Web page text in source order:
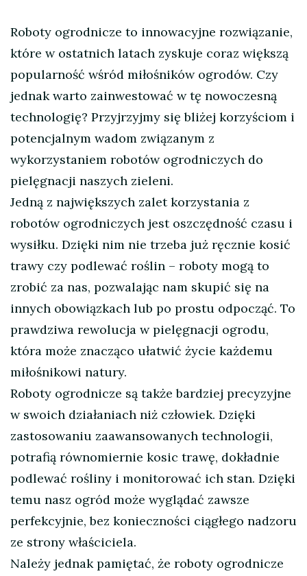
Roboty ogrodnicze to innowacyjne rozwiązanie,
które w ostatnich latach zyskuje coraz większą
popularność wśród miłośników ogrodów. Czy
jednak warto zainwestować w tę nowoczesną
technologię? Przyjrzyjmy się bliżej korzyściom i
potencjalnym wadom związanym z
wykorzystaniem robotów ogrodniczych do
pielęgnacji naszych zieleni.
Jedną z największych zalet korzystania z
robotów ogrodniczych jest oszczędność czasu i
wysiłku. Dzięki nim nie trzeba już ręcznie kosić
trawy czy podlewać roślin – roboty mogą to
zrobić za nas, pozwalając nam skupić się na
innych obowiązkach lub po prostu odpocząć. To
prawdziwa rewolucja w pielęgnacji ogrodu,
która może znacząco ułatwić życie każdemu
miłośnikowi natury.
Roboty ogrodnicze są także bardziej precyzyjne
w swoich działaniach niż człowiek. Dzięki
zastosowaniu zaawansowanych technologii,
potrafią równomiernie kosic trawę, dokładnie
podlewać rośliny i monitorować ich stan. Dzięki
temu nasz ogród może wyglądać zawsze
perfekcyjnie, bez konieczności ciągłego nadzoru
ze strony właściciela.
Należy jednak pamiętać, że roboty ogrodnicze